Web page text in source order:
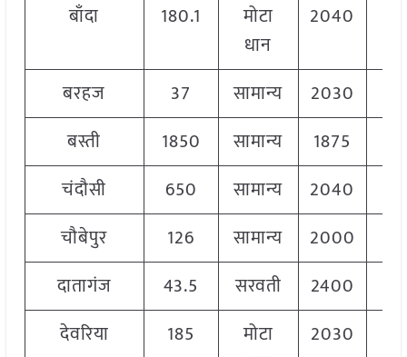
बाँदा 180.1
मोटा
धान
2040
बरहज 37 सामान्य 2030
बस्ती
1850 सामान्य 1875
चंदौसी
650 सामान्य 2040
चौबेपुर
126 सामान्य 2000
दातागंज
43.5 सरवती 2400
देवरिया
185
मोटा
2030